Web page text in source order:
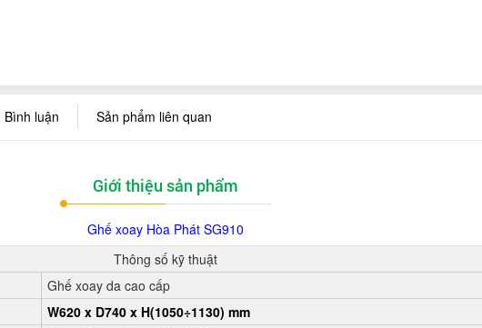
Bình luận Sản phẩm liên quan
Giới thiệu sản phẩm
Ghế xoay Hòa PhátSG910
Thông số kỹ thuật
Ghế xoay da cao cấp
W620 x D740 x H(1050÷1130) mm